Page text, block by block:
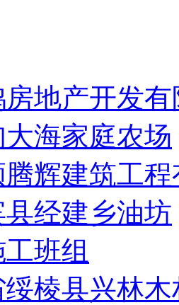
房地产开发
海家庭农场
辉建筑工
经建乡油坊
班组
棱县兴林